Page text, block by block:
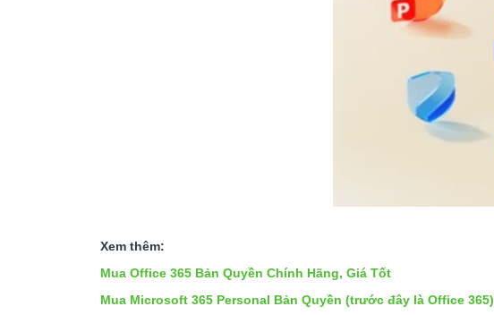
Xem thêm:
Mua Office 365 Bản Quyền Chính Hãng, Giá Tốt
Mua Microsoft 365 Personal Bản Quyền (trước đây là Office 365)